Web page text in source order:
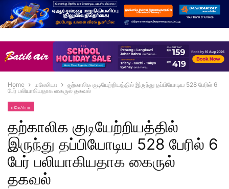
Home மலேசியா
தற்காலிக குடியேற்றியத்தில் இருந்து தப்பியோடிய 528 பேரில் 6
பேர் பலியாகியதாக கைருல் தகவல்
மலேசியா
தற்காலிக குடியேற்றியத்தில்
இருந்து தப்பியோடிய 528 பேரில் 6
பேர் பலியாகியதாக கைருல்
தகவல்